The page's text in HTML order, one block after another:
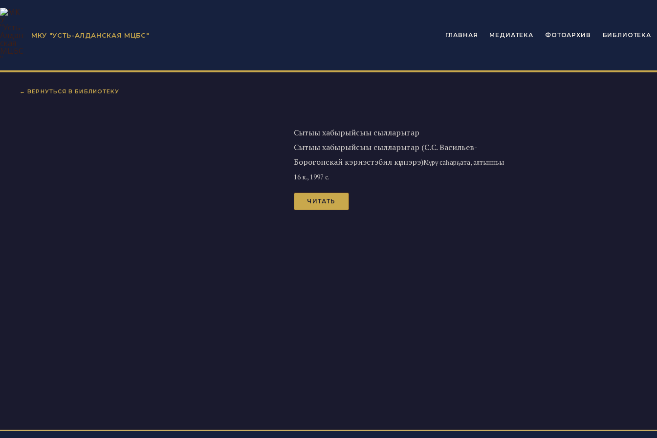
Перейти
к
содержимомуМКУ "УСТЬ-АЛДАНСКАЯ МЦБС" ГЛАВНАЯ МЕДИАТЕКА ФОТОАРХИВ БИБЛИОТЕКА
← ВЕРНУТЬСЯ В БИБЛИОТЕКУ
Сытыы хабырыйсыы сылларыгар
Сытыы хабырыйсыы сылларыгар (С.С. Васильев-
Борогонскай кэриэстэбил күннэрэ)Мүрү саһарҕата, алтынньы
16 к., 1997 с.
ЧИТАТЬ